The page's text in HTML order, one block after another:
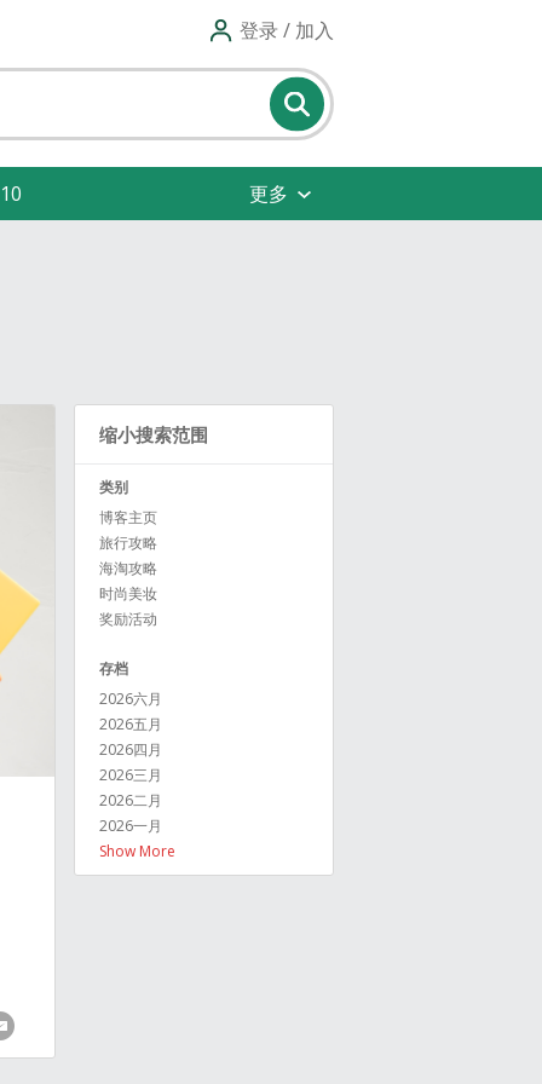
登录 / 加入
更多
缩小搜索范围
类别
博客主页
旅行攻略
海淘攻略
时尚美妆
奖励活动
存档
2026六月
2026五月
2026四月
2026三月
2026二月
2026一月
Show More